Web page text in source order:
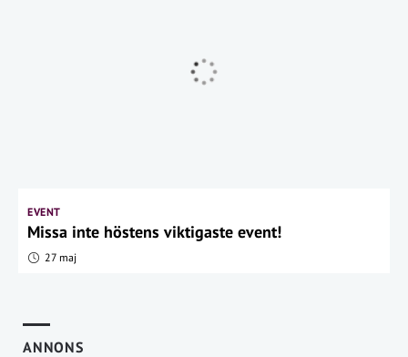
EVENT
Missa inte höstens viktigaste event!
27 maj
ANNONS